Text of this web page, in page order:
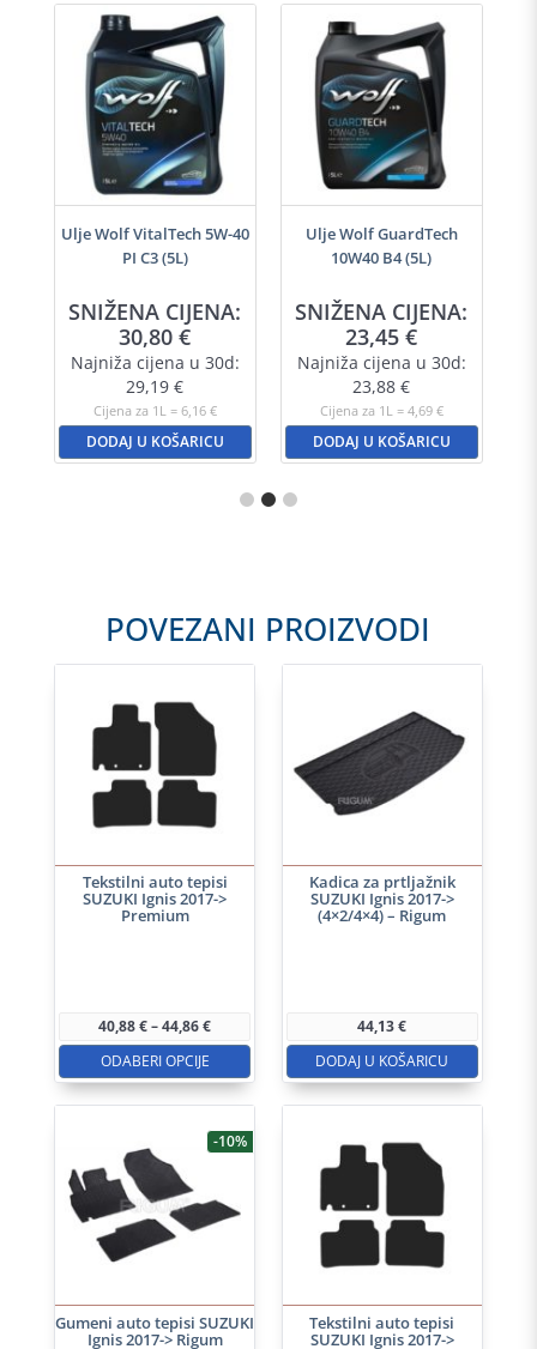
Ulje Wolf VitalTech 5W-40
PI C3 (5L)
SNIŽENA CIJENA:
30,80€
Najniža cijena u 30d:
29,19€
Cijena za 1L = 6,16 €
DODAJ U KOŠARICU
Ulje Wolf GuardTech
10W40 B4 (5L)
SNIŽENA CIJENA:
23,45€
Najniža cijena u 30d:
23,88€
Cijena za 1L = 4,69 €
DODAJ U KOŠARICU
POVEZANI PROIZVODI
Tekstilni auto tepisi
SUZUKI Ignis 2017->
Premium
40,88€–44,86€Raspon
cijena:
40,88 €
do
44,86 €
ODABERI OPCIJE
više
varijanti.
Opcije
mogu
odabrati
na
Kadica za prtljažnik
SUZUKI Ignis 2017->
(4×2/4×4) – Rigum
44,13€
DODAJ U KOŠARICU
-10%
Gumeni auto tepisi SUZUKI
Ignis 2017-> Rigum
Tekstilni auto tepisi
SUZUKI Ignis 2017->